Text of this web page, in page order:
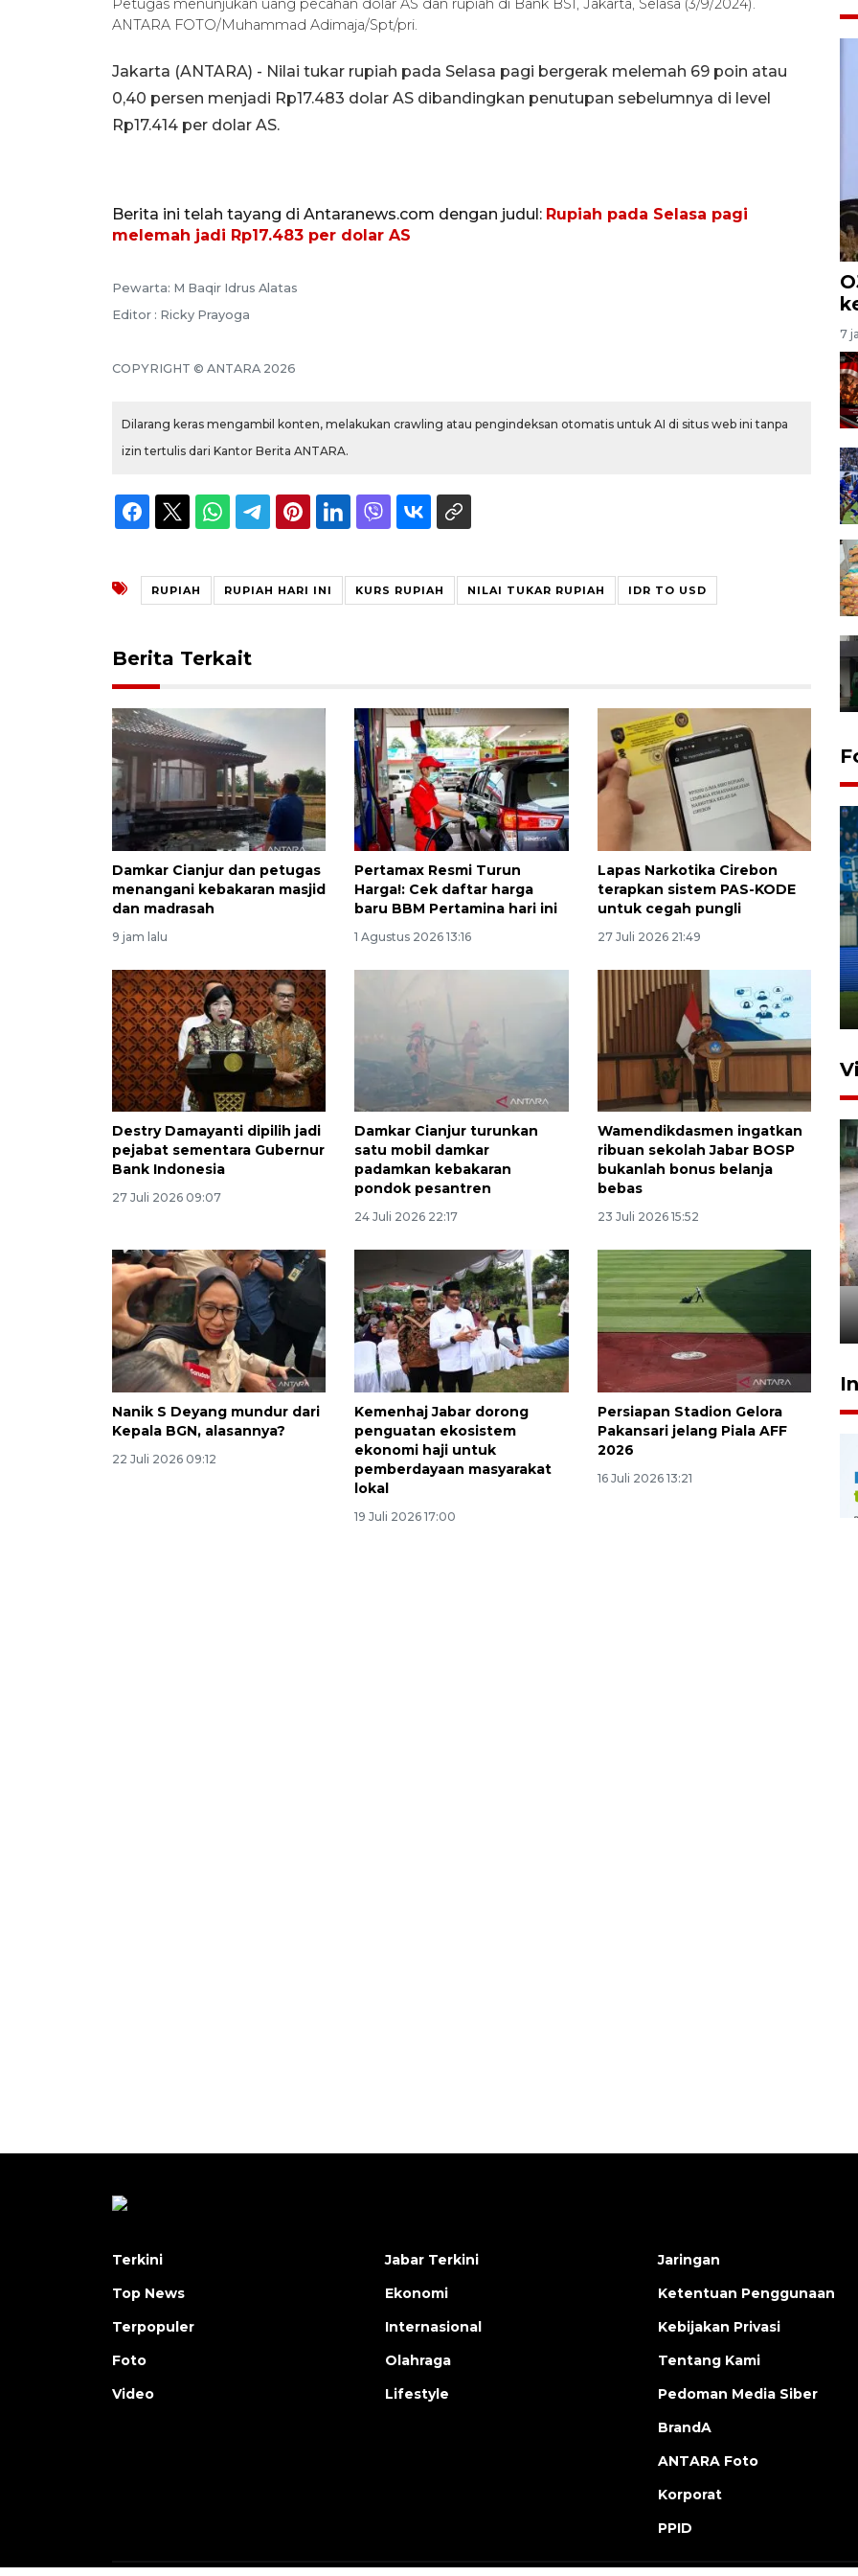
Petugas menunjukan uang pecahan dolar AS dan rupiah di Bank BSI, Jakarta, Selasa (3/9/2024).
ANTARA FOTO/Muhammad Adimaja/Spt/pri.
Jakarta (ANTARA) - Nilai tukar rupiah pada Selasa pagi bergerak melemah 69 poin atau
0,40 persen menjadi Rp17.483 dolar AS dibandingkan penutupan sebelumnya di level
Rp17.414 per dolar AS.
Berita ini telah tayang di Antaranews.com dengan judul: Rupiah pada Selasa pagi
melemah jadi Rp17.483 per dolar AS
Pewarta: M Baqir Idrus Alatas
Editor : Ricky Prayoga
COPYRIGHT © ANTARA 2026
Dilarang keras mengambil konten, melakukan crawling atau pengindeksan otomatis untuk AI di situs web ini tanpa
izin tertulis dari Kantor Berita ANTARA.
RUPIAH RUPIAH HARI INI KURS RUPIAH NILAI TUKAR RUPIAH IDR TO USD
Berita Terkait
Damkar Cianjur dan petugas
menangani kebakaran masjid
dan madrasah
9 jam lalu
Pertamax Resmi Turun
Harga!: Cek daftar harga
baru BBM Pertamina hari ini
1 Agustus 2026 13:16
Lapas Narkotika Cirebon
terapkan sistem PAS-KODE
untuk cegah pungli
27 Juli 2026 21:49
Destry Damayanti dipilih jadi
pejabat sementara Gubernur
Bank Indonesia
27 Juli 2026 09:07
Damkar Cianjur turunkan
satu mobil damkar
padamkan kebakaran
pondok pesantren
24 Juli 2026 22:17
Wamendikdasmen ingatkan
ribuan sekolah Jabar BOSP
bukanlah bonus belanja
bebas
23 Juli 2026 15:52
Nanik S Deyang mundur dari
Kepala BGN, alasannya?
22 Juli 2026 09:12
Kemenhaj Jabar dorong
penguatan ekosistem
ekonomi haji untuk
pemberdayaan masyarakat
lokal
19 Juli 2026 17:00
Persiapan Stadion Gelora
Pakansari jelang Piala AFF
2026
16 Juli 2026 13:21
7
Penutupan latihan bela negara
Balikpapan
Pigai: Penangkapan begal
tetap kewenangan aparat
penegak hukum
29 Juli 2026 00:31
Terkini
Top News
Terpopuler
Foto
Video
Jabar Terkini
Ekonomi
Internasional
Olahraga
Lifestyle
Jaringan
Ketentuan Penggunaan
Kebijakan Privasi
Tentang Kami
Pedoman Media Siber
BrandA
ANTARA Foto
Korporat
PPID